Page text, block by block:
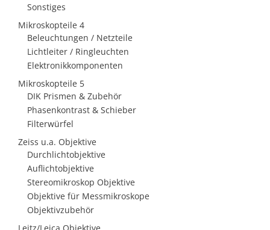
Sonstiges
Mikroskopteile 4
Beleuchtungen / Netzteile
Lichtleiter / Ringleuchten
Elektronikkomponenten
Mikroskopteile 5
DIK Prismen & Zubehör
Phasenkontrast & Schieber
Filterwürfel
Zeiss u.a. Objektive
Durchlichtobjektive
Auflichtobjektive
Stereomikroskop Objektive
Objektive für Messmikroskope
Objektivzubehör